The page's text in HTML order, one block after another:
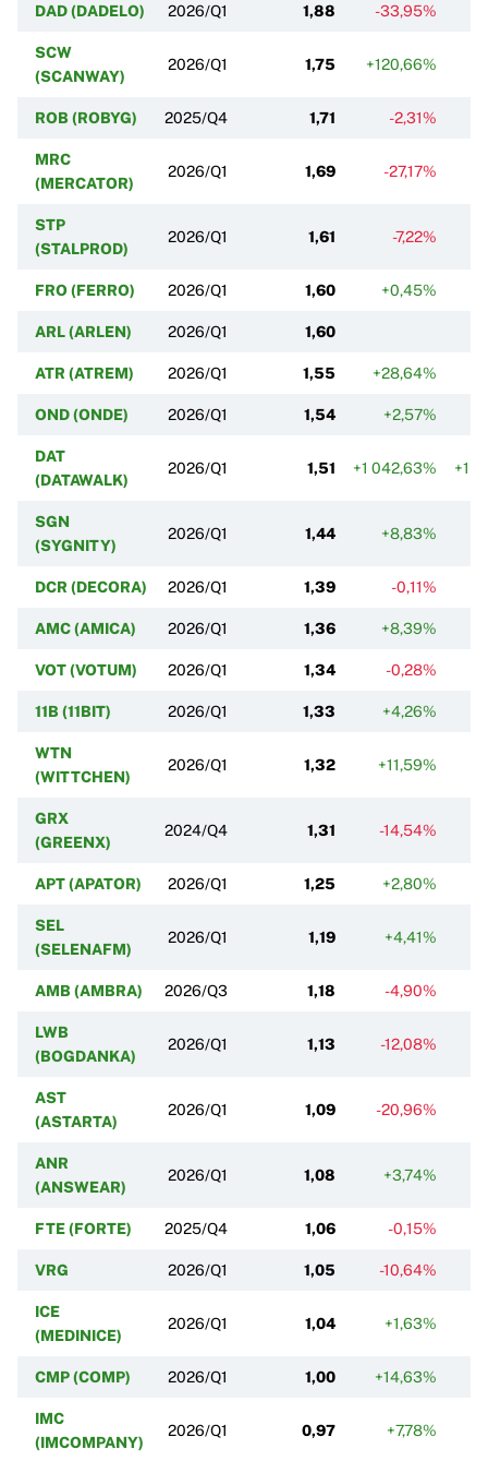
DAD (DADELO) 2026/Q1 1,88 -33,95%
SCW
(SCANWAY)
2026/Q1 1,75 +120,66%
ROB (ROBYG) 2025/Q4 1,71 -2,31%
MRC
(MERCATOR)
2026/Q1 1,69 -27,17%
STP
(STALPROD)
2026/Q1 1,61 -7,22%
FRO (FERRO) 2026/Q1 1,60 +0,45%
ARL (ARLEN) 2026/Q1 1,60
ATR (ATREM) 2026/Q1 1,55 +28,64%
OND (ONDE) 2026/Q1 1,54 +2,57%
DAT
(DATAWALK)
2026/Q1 1,51 +1 042,63% +1
SGN
(SYGNITY)
2026/Q1 1,44 +8,83%
DCR (DECORA) 2026/Q1 1,39 -0,11%
AMC (AMICA) 2026/Q1 1,36 +8,39%
VOT (VOTUM) 2026/Q1 1,34 -0,28%
11B (11BIT) 2026/Q1 1,33 +4,26%
WTN
(WITTCHEN)
2026/Q1 1,32 +11,59%
GRX
(GREENX)
2024/Q4 1,31 -14,54%
APT (APATOR) 2026/Q1 1,25 +2,80%
SEL
(SELENAFM)
2026/Q1 1,19 +4,41%
AMB (AMBRA) 2026/Q3 1,18 -4,90%
LWB
(BOGDANKA)
2026/Q1 1,13 -12,08%
AST
(ASTARTA)
2026/Q1 1,09 -20,96%
ANR
(ANSWEAR)
2026/Q1 1,08 +3,74%
FTE (FORTE) 2025/Q4 1,06 -0,15%
VRG 2026/Q1 1,05 -10,64%
ICE
(MEDINICE)
2026/Q1 1,04 +1,63%
CMP (COMP) 2026/Q1 1,00 +14,63%
IMC
(IMCOMPANY)
2026/Q1 0,97 +7,78%